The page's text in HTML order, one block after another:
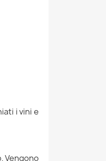
i vini e
Vengono